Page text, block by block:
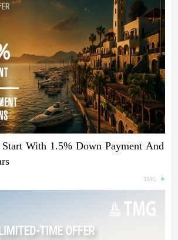
With 1.5% Down Payment And
TMG